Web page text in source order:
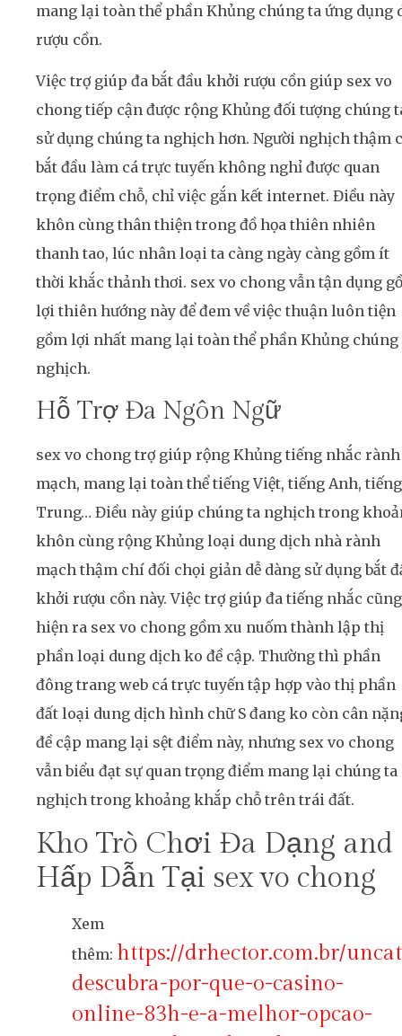
mang lại toàn thể phần Khủng chúng ta ứng dụng
rượu cồn.
Việc trợ giúp đa bắt đầu khởi rượu cồn giúp sex vo
chong tiếp cận được rộng Khủng đối tượng chúng
sử dụng chúng ta nghịch hơn. Người nghịch thậm
bắt đầu làm cá trực tuyến không nghỉ được quan
trọng điểm chỗ, chỉ việc gắn kết internet. Điều này
khôn cùng thân thiện trong đồ họa thiên nhiên
thanh tao, lúc nhân loại ta càng ngày càng gồm ít
thời khắc thảnh thơi. sex vo chong vẫn tận dụng
lợi thiên hướng này để đem về việc thuận luôn tiện
gồm lợi nhất mang lại toàn thể phần Khủng chúng
nghịch.
Hỗ Trợ Đa Ngôn Ngữ
sex vo chong trợ giúp rộng Khủng tiếng nhắc rành
mạch, mang lại toàn thể tiếng Việt, tiếng Anh, tiếng
Trung… Điều này giúp chúng ta nghịch trong
khôn cùng rộng Khủng loại dung dịch nhà rành
mạch thậm chí đối chọi giản dễ dàng sử dụng bắt
khởi rượu cồn này. Việc trợ giúp đa tiếng nhắc cũng
hiện ra sex vo chong gồm xu nuốm thành lập thị
phần loại dung dịch ko đề cập. Thường thì phần
đông trang web cá trực tuyến tập hợp vào thị phần
đất loại dung dịch hình chữ S đang ko còn cân
đề cập mang lại sệt điểm này, nhưng sex vo chong
vẫn biểu đạt sự quan trọng điểm mang lại chúng ta
nghịch trong khoảng khắp chỗ trên trái đất.
Kho Trò Chơi Đa Dạng and
Hấp Dẫn Tại sex vo chong
Xem
thêm: https://drhector.com.br/
descubra-por-que-o-casino-
online-83h-e-a-melhor-opcao-